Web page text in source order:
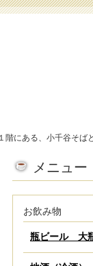
階にある、小千谷そば
メニュー
お飲み物
瓶ビール 大